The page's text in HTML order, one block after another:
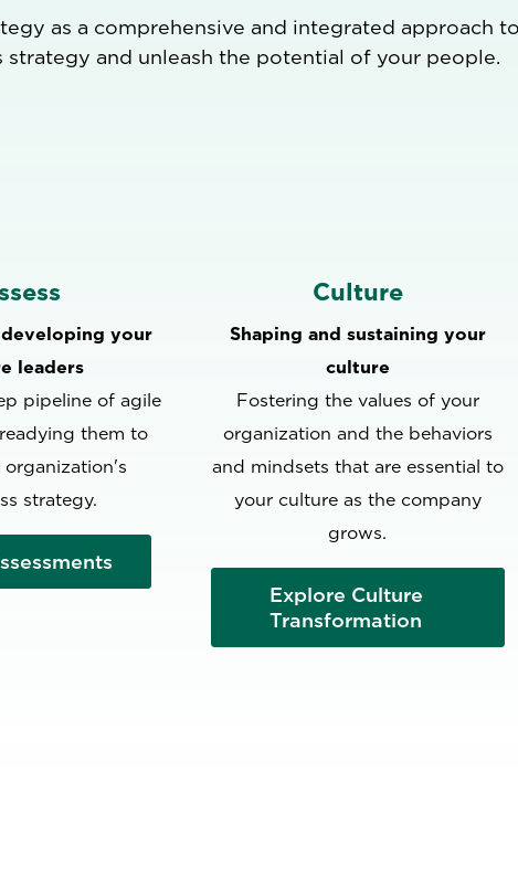
as a comprehensive and integrated approach
and unleash the potential of your people.
your
leaders
pipeline of agile
them to
organization's
strategy.
Culture
Shaping and sustaining your
culture
Fostering the values of your
organization and the behaviors
and mindsets that are essential to
your culture as the company
grows.
Explore Culture
Transformation